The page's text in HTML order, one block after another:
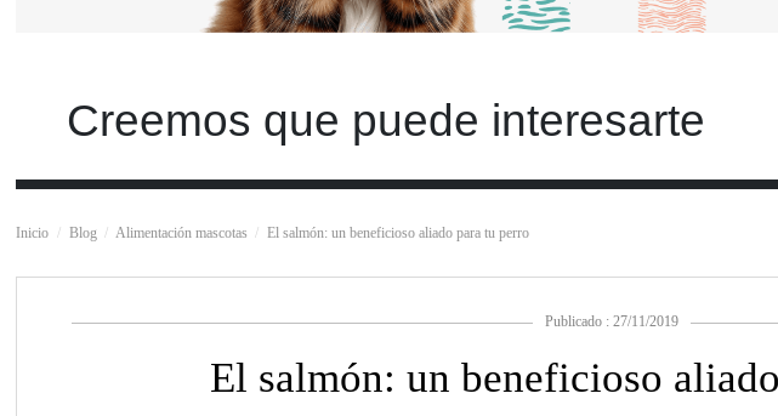
Creemos que puede interesarte
Inicio Blog Alimentación mascotas El salmón: un beneficioso aliado para tu perro
Publicado : 27/11/2019
El salmón: un beneficioso